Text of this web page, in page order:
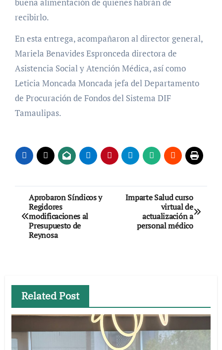
recibirlo.
En esta entrega, acompañaron al director general,
Mariela Benavides Espronceda directora de
Asistencia Social y Atención Médica, así como
Leticia Moncada Moncada jefa del Departamento
de Procuración de Fondos del Sistema DIF
Tamaulipas.
Navegación
de
entradas
Aprobaron Síndicos y
Regidores
modificaciones al
Presupuesto de
Reynosa
Imparte Salud curso
virtual de
actualización a
personal médico
Related Post